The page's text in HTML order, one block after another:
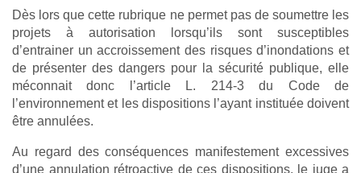
Dès lors que cette rubrique ne permet pas de soumettre les
projets à autorisation lorsqu’ils sont susceptibles
d’entrainer un accroissement des risques d’inondations et
de présenter des dangers pour la sécurité publique, elle
méconnait donc l’article L. 214-3 du Code de
l’environnement et les dispositions l’ayant instituée doivent
être annulées.
Au regard des conséquences manifestement excessives
d’une annulation rétroactive de ces dispositions, le juge a